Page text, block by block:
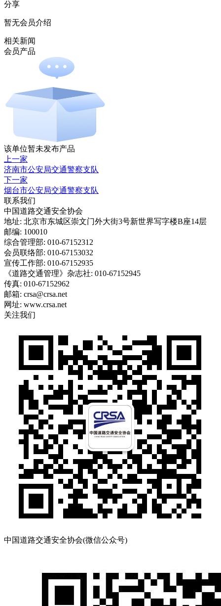
分享
暂无会员介绍
相关新闻
会员产品
该单位暂未发布产品
上一家
济南市公安局交通警察支队
下一家
烟台市公安局交通警察支队
联系我们
中国道路交通安全协会
地址: 北京市东城区崇文门外大街3号新世界写字楼B座14层
邮编: 100010
综合管理部: 010-67152312
会员联络部: 010-67153032
宣传工作部: 010-67152935
《道路交通管理》杂志社: 010-67152945
传真: 010-67152962
邮箱: crsa@crsa.net
网址: www.crsa.net
关注我们
中国道路交通安全协会(微信公众号)